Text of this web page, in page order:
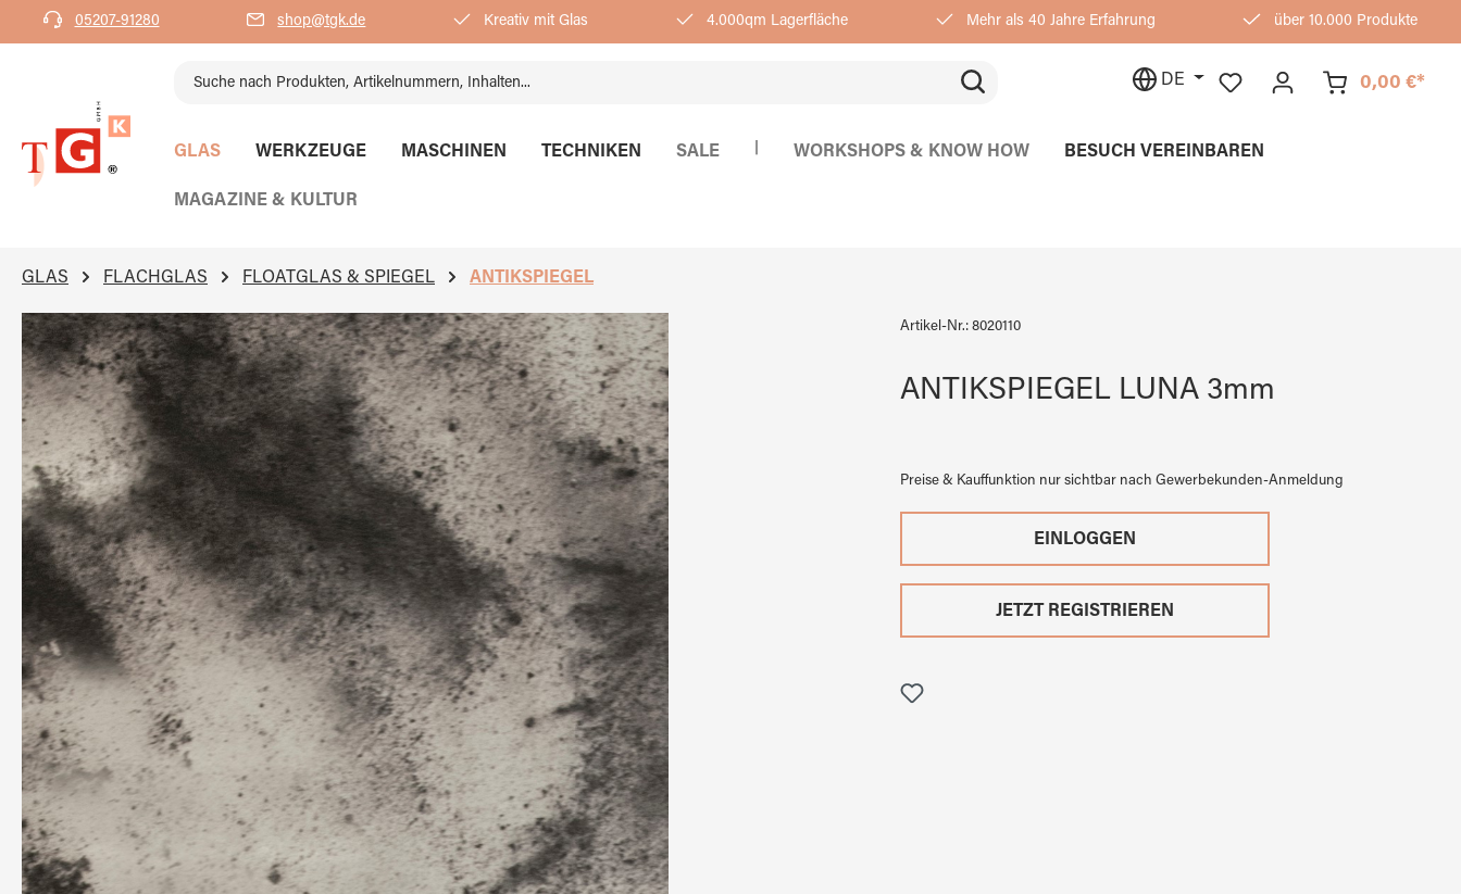
Zur Hauptnavigation springen
05207-91280 shop@tgk.de Kreativ mit Glas 4.000qm Lagerfläche Mehr als 40 Jahre Erfahrung über 10.000 Produkte
DE 0,00 €*
GLAS WERKZEUGE MASCHINEN TECHNIKEN SALE WORKSHOPS & KNOW HOW BESUCH VEREINBAREN
MAGAZINE & KULTUR
GLAS FLACHGLAS FLOATGLAS & SPIEGEL ANTIKSPIEGEL
Bildergalerie überspringen Artikel-Nr.: 8020110
ANTIKSPIEGEL LUNA 3mm
Preise & Kauffunktion nur sichtbar nach Gewerbekunden-Anmeldung
EINLOGGEN
JETZT REGISTRIEREN